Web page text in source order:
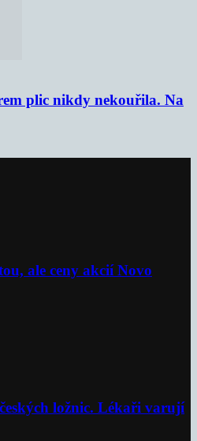
plic nikdy nekouřila. Na
ale ceny akcií Novo
ložnic. Lékaři varují